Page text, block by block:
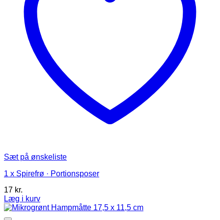
Sæt på ønskeliste
1 x Spirefrø · Portionsposer
17 kr.
Læg i kurv
Dette
vare